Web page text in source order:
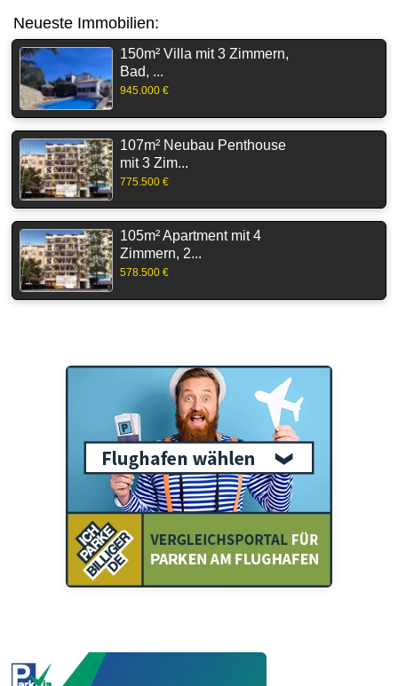
Neueste Immobilien:
150m² Villa mit 3 Zimmern,
Bad, ...
945.000 €
107m² Neubau Penthouse
mit 3 Zim...
775.500 €
105m² Apartment mit 4
Zimmern, 2...
578.500 €